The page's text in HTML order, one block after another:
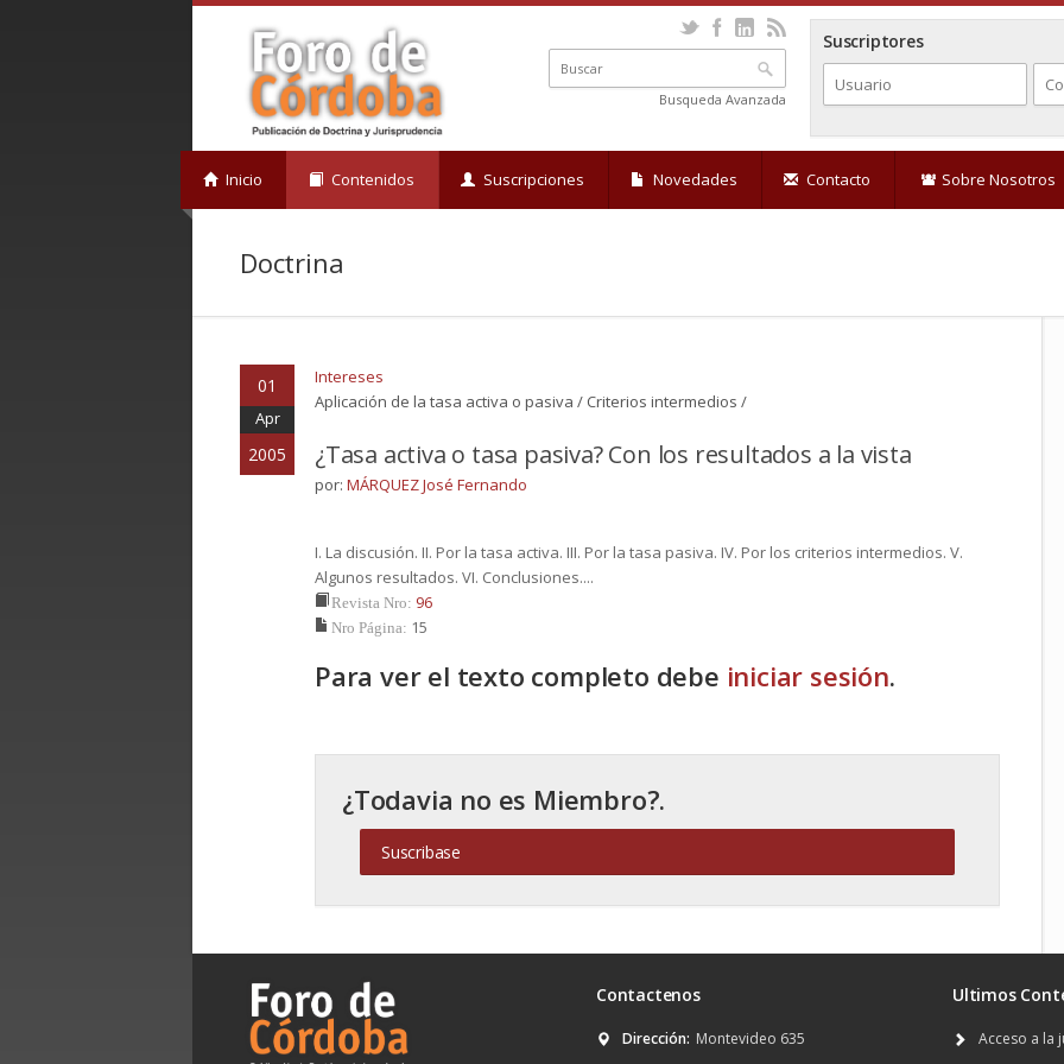
Busqueda Avanzada
Suscriptores
Inicio Contenidos Suscripciones Novedades Contacto Sobre Nosotros
Doctrina
01
Apr
2005
Intereses
Aplicación de la tasa activa o pasiva / Criterios intermedios /
¿Tasa activa o tasa pasiva? Con los resultados a la vista
por: MÁRQUEZ José Fernando
I. La discusión. II. Por la tasa activa. III. Por la tasa pasiva. IV. Por los criterios intermedios. V.
Algunos resultados. VI. Conclusiones....
Revista Nro: 96
Nro Página: 15
Para ver el texto completo debe iniciar sesión.
¿Todavia no es Miembro?.
Suscribase
Contactenos
Dirección: Montevideo 635
Ultimos
Acceso a la